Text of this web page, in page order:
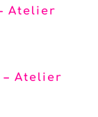
Atelier
– Atelier